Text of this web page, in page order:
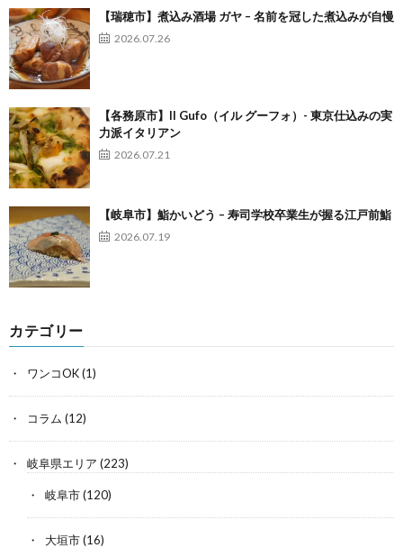
【瑞穂市】煮込み酒場 ガヤ – 名前を冠した煮込みが自慢
2026.07.26
【各務原市】Il Gufo（イル グーフォ）- 東京仕込みの実
力派イタリアン
2026.07.21
【岐阜市】鮨かいどう – 寿司学校卒業生が握る江戸前鮨
2026.07.19
カテゴリー
ワンコOK(1)
コラム (12)
岐阜県エリア (223)
岐阜市(120)
大垣市(16)